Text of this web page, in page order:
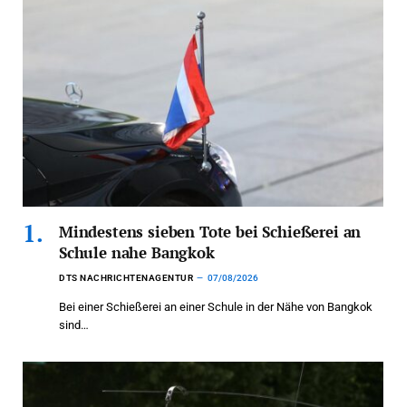
Mindestens sieben Tote bei Schießerei an
Schule nahe Bangkok
DTS NACHRICHTENAGENTUR 07/08/2026
Bei einer Schießerei an einer Schule in der Nähe von Bangkok
sind…